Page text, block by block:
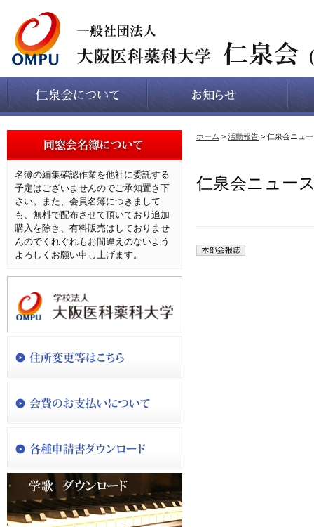
ホーム > 活動報告 > 仁泉会ニュ
仁泉会ニュー
名簿の編集確認作業を他社に委託する
予定はございませんのでご承知置き下
さい。また、会員名簿につきまして
も、無料で配布させて頂いており追加
購入を除き、有料販売はしておりませ
んのでくれぐれもお間違えのないよう
よろしくお願い申し上げます。